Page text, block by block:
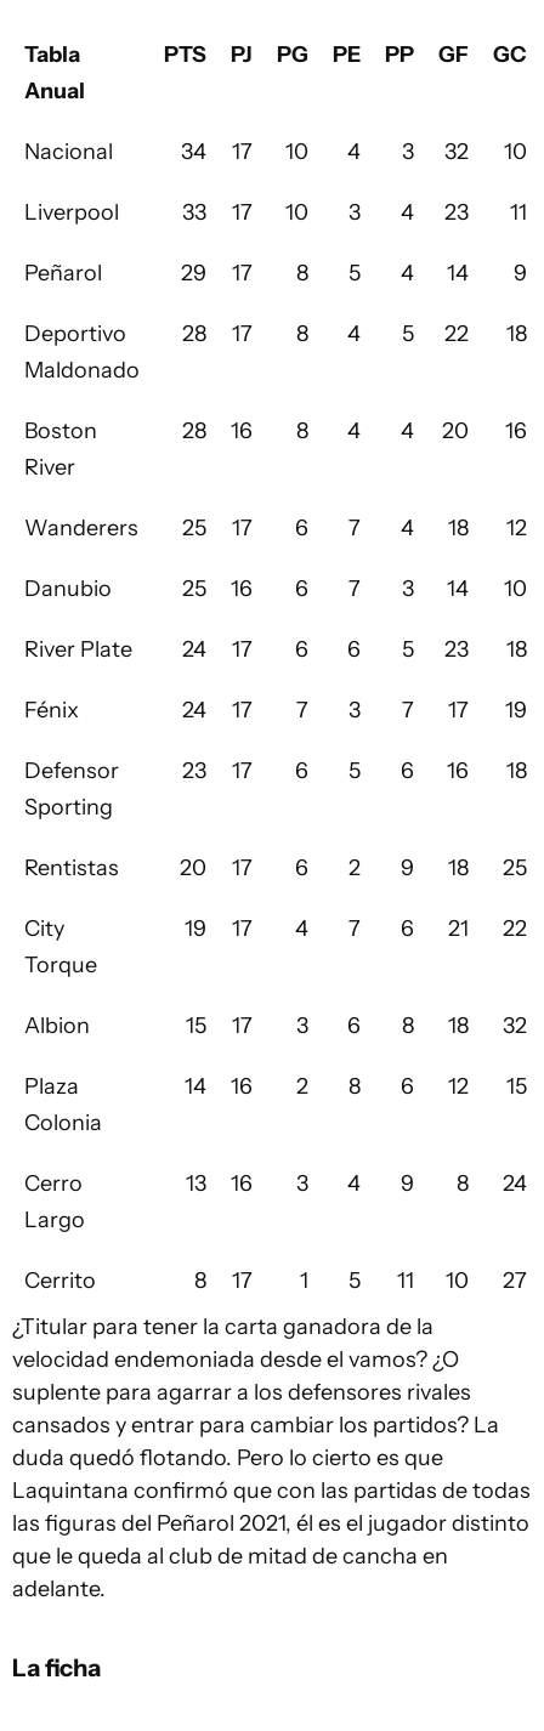
Tabla
Anual
PTS PJ PG PE PP GF GC
Nacional 34 17 10 4 3 32 10
Liverpool 33 17 10 3 4 23 11
Peñarol 29 17 8 5 4 14 9
Deportivo
Maldonado
28 17 8 4 5 22 18
Boston
River
28 16 8 4 4 20 16
Wanderers 25 17 6 7 4 18 12
Danubio 25 16 6 7 3 14 10
River Plate 24 17 6 6 5 23 18
Fénix 24 17 7 3 7 17 19
Defensor
Sporting
23 17 6 5 6 16 18
Rentistas 20 17 6 2 9 18 25
City
Torque
19 17 4 7 6 21 22
Albion 15 17 3 6 8 18 32
Plaza
Colonia
14 16 2 8 6 12 15
Cerro
Largo
13 16 3 4 9 8 24
Cerrito 8 17 1 5 11 10
27
¿Titular para tener la carta ganadora de la
velocidad endemoniada desde el vamos? ¿O
suplente para agarrar a los defensores rivales
cansados y entrar para cambiar los partidos? La
duda quedó flotando. Pero lo cierto es que
Laquintana confirmó que con las partidas de todas
las figuras del Peñarol 2021, él es el jugador distinto
que le queda al club de mitad de cancha en
adelante.
La ficha